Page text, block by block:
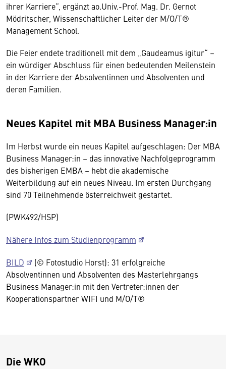
ihrer Karriere“, ergänzt ao.Univ.-Prof. Mag. Dr. Gernot
Mödritscher, Wissenschaftlicher Leiter der M/O/T®
Management School.
Die Feier endete traditionell mit dem „Gaudeamus igitur“ –
ein würdiger Abschluss für einen bedeutenden Meilenstein
in der Karriere der Absolventinnen und Absolventen und
deren Familien.
Neues Kapitel mit MBA Business Manager:in
Im Herbst wurde ein neues Kapitel aufgeschlagen: Der MBA
Business Manager:in – das innovative Nachfolgeprogramm
des bisherigen EMBA – hebt die akademische
Weiterbildung auf ein neues Niveau. Im ersten Durchgang
sind 70 Teilnehmende österreichweit gestartet.
(PWK492/HSP)
Nähere Infos zum Studienprogramm
BILD
(© Fotostudio Horst): 31 erfolgreiche
Absolventinnen und Absolventen des Masterlehrgangs
Business Manager:in mit den Vertreter:innen der
Kooperationspartner WIFI und M/O/T®
Die WKO